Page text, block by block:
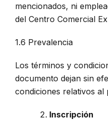
mencionados, ni
del Centro Comercial
1.6 Prevalencia
Los términos y
documento dejan sin
condiciones relativos al
Inscripción